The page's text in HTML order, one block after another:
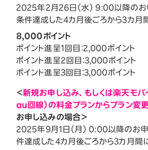
2025年2月26日（水） 9:00以降のお
条件達成した4カ月後ごろから3カ月
8,000ポイント
ポイント進呈1回目：2,000ポイント
ポイント進呈2回目：3,000ポイント
ポイント進呈3回目：3,000ポイント
＜新規お申し込み、もしくは楽天モバ
au回線）の料金プランからプラン変更
お申し込みの場合＞
2025年9月1日（月） 0:00以降のお申
件達成した4カ月後ごろから3カ月間